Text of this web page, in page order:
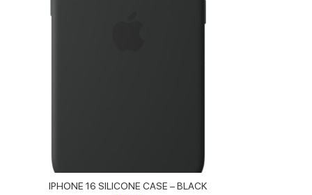
IPHONE 16 SILICONE CASE – BLACK